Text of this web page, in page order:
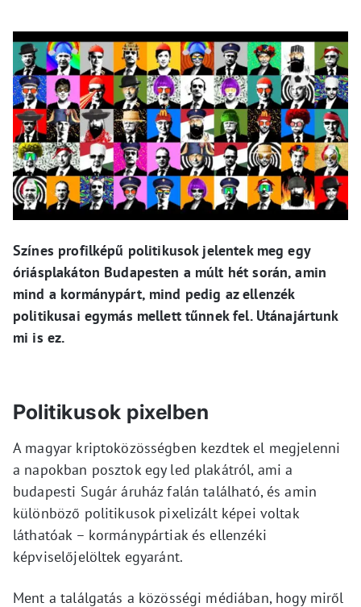
Színes profilképű politikusok jelentek meg egy
óriásplakáton Budapesten a múlt hét során, amin
mind a kormánypárt, mind pedig az ellenzék
politikusai egymás mellett tűnnek fel. Utánajártunk
mi is ez.
Politikusok pixelben
A magyar kriptoközösségben kezdtek el megjelenni
a napokban posztok egy led plakátról, ami a
budapesti Sugár áruház falán található, és amin
különböző politikusok pixelizált képei voltak
láthatóak – kormánypártiak és ellenzéki
képviselőjelöltek egyaránt.
Ment a találgatás a közösségi médiában, hogy miről